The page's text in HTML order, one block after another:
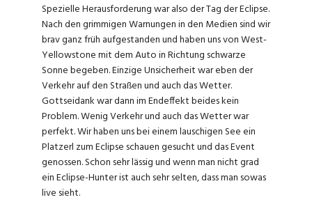
Spezielle Herausforderung war also der Tag der Eclipse.
Nach den grimmigen Warnungen in den Medien sind wir
brav ganz früh aufgestanden und haben uns von West-
Yellowstone mit dem Auto in Richtung schwarze
Sonne begeben. Einzige Unsicherheit war eben der
Verkehr auf den Straßen und auch das Wetter.
Gottseidank war dann im Endeffekt beides kein
Problem. Wenig Verkehr und auch das Wetter war
perfekt. Wir haben uns bei einem lauschigen See ein
Platzerl zum Eclipse schauen gesucht und das Event
genossen. Schon sehr lässig und wenn man nicht grad
ein Eclipse-Hunter ist auch sehr selten, dass man sowas
live sieht.